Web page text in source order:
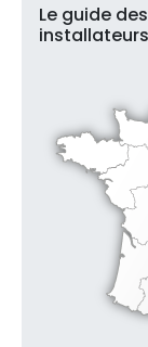
Le guide